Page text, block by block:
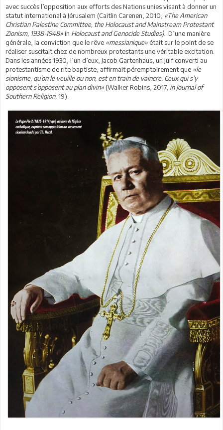
avec succès l’opposition aux efforts des Nations unies visant à donner un
statut international à Jérusalem (Caitlin Carenen, 2010, «The American
Christian Palestine Committee, the Holocaust and Mainstream Protestant
Zionism, 1938-1948»in Holocaust and Genocide Studies). D’une manière
générale, la conviction que le rêve «messianique» était sur le point de se
réaliser suscitait chez de nombreux protestants une véritable excitation.
Dans les années 1930, l’un d’eux, Jacob Gartenhaus, un juif converti au
protestantisme de rite baptiste, affirmait péremptoirement que «le
sionisme, qu’on le veuille ou non, est en train de vaincre. Ceux qui s’y
opposent s’opposent au plan divin» (Walker Robins, 2017, in Journal of
Southern Religion, 19).